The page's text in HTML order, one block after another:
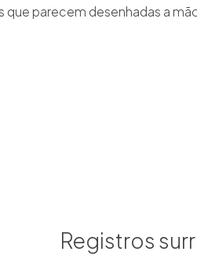
que parecem desenhadas a
Registros